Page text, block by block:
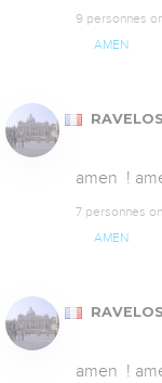
9 personnes
AMEN
amen  !
7 personnes
AMEN
amen  !